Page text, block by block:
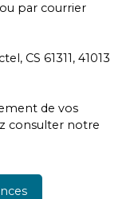
par courrier
CS 61311, 41013
de vos
consulter notre